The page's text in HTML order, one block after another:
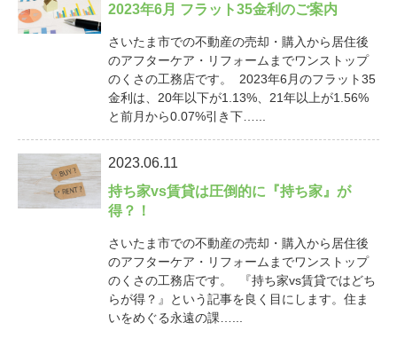
2023年6月 フラット35金利のご案内
さいたま市での不動産の売却・購入から居住後
のアフターケア・リフォームまでワンストップ
のくさの工務店です。 2023年6月のフラット35
金利は、20年以下が1.13%、21年以上が1.56%
と前月から0.07%引き下…...
2023.06.11
持ち家vs賃貸は圧倒的に『持ち家』が
得？！
さいたま市での不動産の売却・購入から居住後
のアフターケア・リフォームまでワンストップ
のくさの工務店です。 『持ち家vs賃貸ではどち
らが得？』という記事を良く目にします。住ま
いをめぐる永遠の課…...